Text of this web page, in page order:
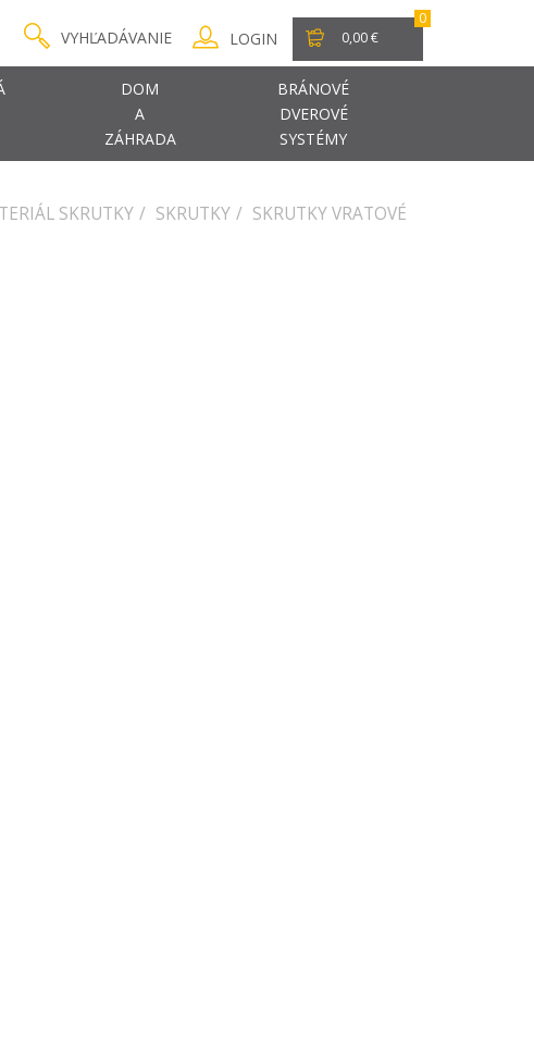
DOM
A
ZÁHRADA
BRÁNOVÉ
DVEROVÉ
SYSTÉMY
VYHĽADÁVANIE LOGIN
0
0,00 €
SKRUTKY SKRUTKY SKRUTKY VRATOVÉ